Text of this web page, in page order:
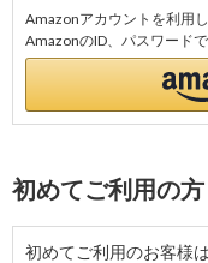
Amazonアカウントを利用
AmazonのID、パスワード
初めてご利用の
初めてご利用のお客様